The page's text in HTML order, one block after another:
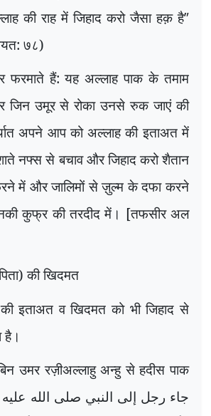
की राह में जिहाद करो जैसा हक़ है”
७८)
फरमाते हैं: यह अल्लाह पाक के तमाम
जिन उमूर से रोका उनसे रुक जाएं की
अपने आप को अल्लाह की इताअत में
नफ्स से बचाव और जिहाद करो शैतान
में और जालिमों से ज़ुल्म के दफा करने
कुफ्र की तरदीद में। [तफसीर अल
की खिदमत
इताअत व खिदमत को भी जिहाद से
है।
उमर रज़ीअल्लाहु अन्हु से हदीस पाक
جاء رجل إلى النبي صلى الله